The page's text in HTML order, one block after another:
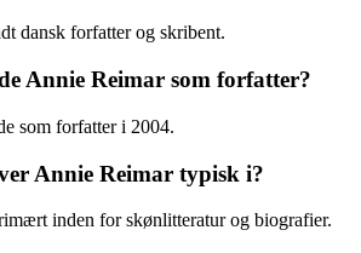
dansk forfatter og skribent.
Annie Reimar som forfatter?
som forfatter i 2004.
Annie Reimar typisk i?
inden for skønlitteratur og biografier.